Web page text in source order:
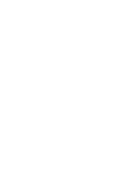
verilerek, Hakk
i şerif’lerin nur
i Muhammed’in